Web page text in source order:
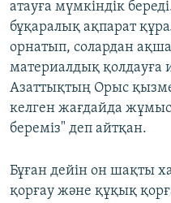
атауға мүмкіндік
бұқаралық ақпарат
орнатып, солардан
материалдық қолдауға
Азаттықтың Орыс
келген жағдайда
береміз" деп айтқан.
Бұған дейін он шақты
қорғау және құқық